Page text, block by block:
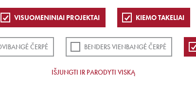
VISUOMENINIAI PROJEKTAI KIEMO TAKELIAI
ČERPĖ BENDERS VIENBANGĖ ČERPĖ
IŠJUNGTI IR PARODYTI VISKĄ